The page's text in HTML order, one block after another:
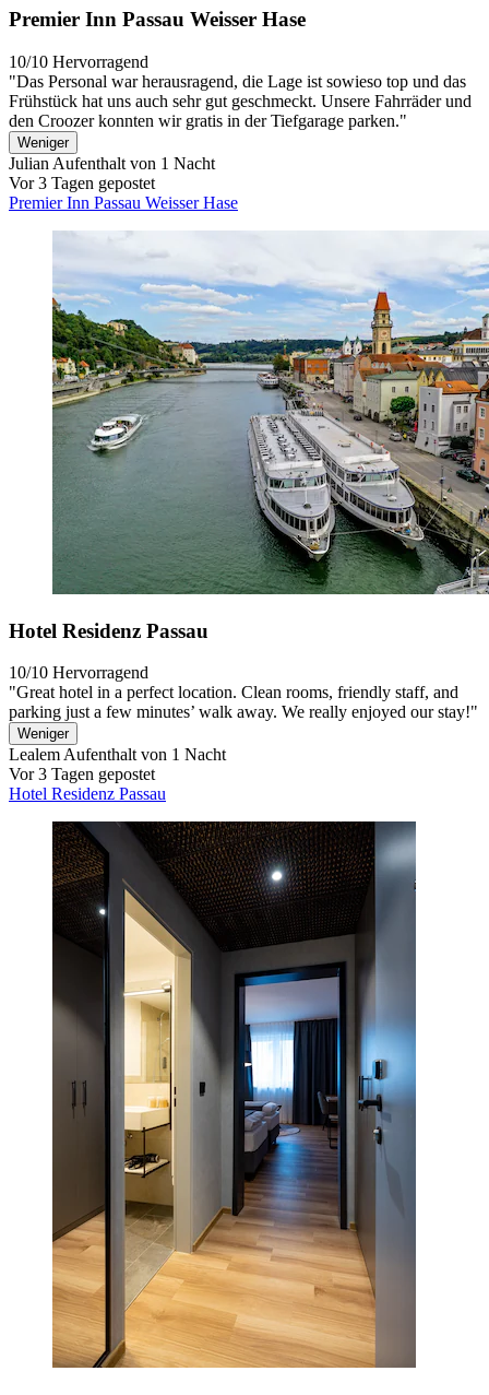
Premier Inn Passau Weisser Hase
10/10 Hervorragend
"Das Personal war herausragend, die Lage ist sowieso top und das
Frühstück hat uns auch sehr gut geschmeckt. Unsere Fahrräder und
den Croozer konnten wir gratis in der Tiefgarage parken."
Weniger
Julian Aufenthalt von 1 Nacht
Vor 3 Tagen gepostet
Premier Inn Passau Weisser Hase
Hotel Residenz Passau
10/10 Hervorragend
"Great hotel in a perfect location. Clean rooms, friendly staff, and
parking just a few minutes’ walk away. We really enjoyed our stay!"
Weniger
LealemAufenthalt von 1 Nacht
Vor 3 Tagen gepostet
Hotel Residenz Passau